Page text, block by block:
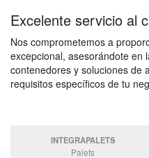
Excelente servicio al
Nos comprometemos a
excepcional, asesorándote en
contenedores y soluciones de
requisitos específicos de tu
INTEGRAPALETS
Palets